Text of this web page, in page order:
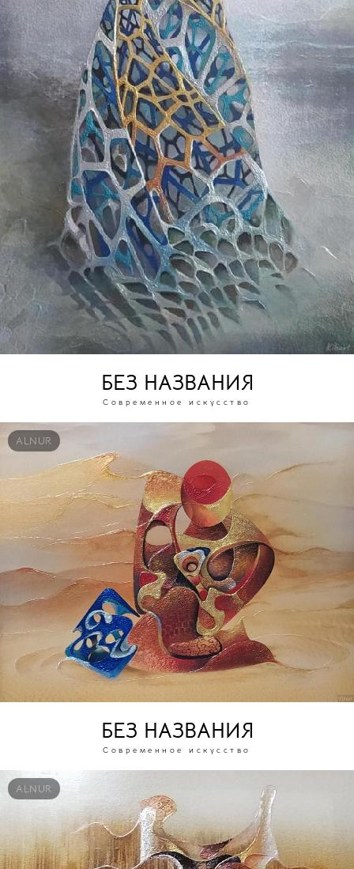
БЕЗ НАЗВАНИЯ
Современное искусство
ALNUR
БЕЗ НАЗВАНИЯ
Современное искусство
ALNUR